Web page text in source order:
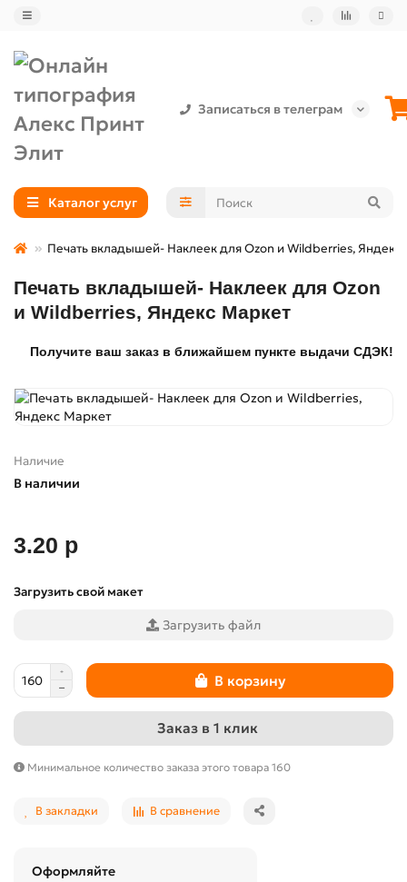
Записаться в телеграм
Каталог услуг
Печать вкладышей- Наклеек для Ozon и Wildberries, Яндекс
Печать вкладышей- Наклеек для Ozon
и Wildberries, Яндекс Маркет
Получите ваш заказ в ближайшем пункте выдачи СДЭК!
Наличие
В наличии
3.20 р
Загрузить свой макет
Загрузить файл
В корзину
Заказ в 1 клик
Минимальное количество заказа этого товара 160
В закладки В сравнение
Оформляйте